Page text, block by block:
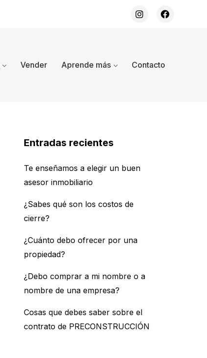
Vender Aprende más Contacto
Entradas recientes
Te enseñamos a elegir un buen
asesor inmobiliario
¿Sabes qué son los costos de
cierre?
¿Cuánto debo ofrecer por una
propiedad?
¿Debo comprar a mi nombre o a
nombre de una empresa?
Cosas que debes saber sobre el
contrato de PRECONSTRUCCIÓN